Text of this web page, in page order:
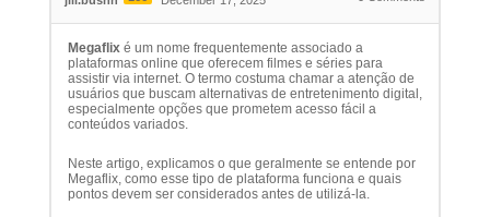
Megaflixé um nome frequentemente associado a
plataformas online que oferecem filmes e séries para
assistir via internet. O termo costuma chamar a atenção de
usuários que buscam alternativas de entretenimento digital,
especialmente opções que prometem acesso fácil a
conteúdos variados.
Neste artigo, explicamos o que geralmente se entende por
Megaflix, como esse tipo de plataforma funciona e quais
pontos devem ser considerados antes de utilizá-la.